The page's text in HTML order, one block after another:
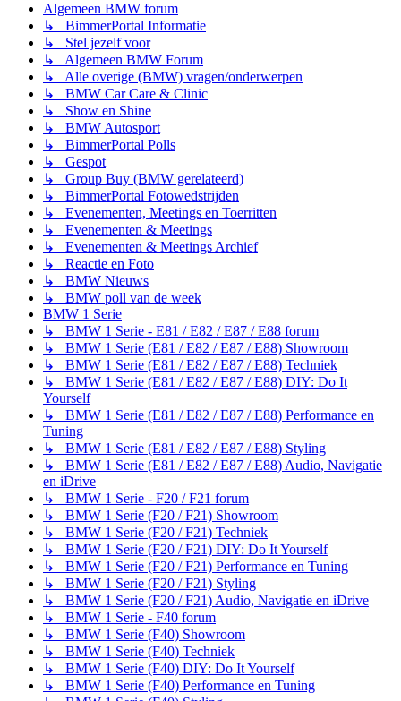
Algemeen BMW forum
↳ BimmerPortal Informatie
↳ Stel jezelf voor
↳ Algemeen BMW Forum
↳ Alle overige (BMW) vragen/onderwerpen
↳ BMW Car Care & Clinic
↳ Show en Shine
↳ BMW Autosport
↳ BimmerPortal Polls
↳ Gespot
↳ Group Buy (BMW gerelateerd)
↳ BimmerPortal Fotowedstrijden
↳ Evenementen, Meetings en Toerritten
↳ Evenementen & Meetings
↳ Evenementen & Meetings Archief
↳ Reactie en Foto
↳ BMW Nieuws
↳ BMW poll van de week
BMW 1 Serie
↳ BMW 1 Serie - E81 / E82 / E87 / E88 forum
↳ BMW 1 Serie (E81 / E82 / E87 / E88) Showroom
↳ BMW 1 Serie (E81 / E82 / E87 / E88) Techniek
↳ BMW 1 Serie (E81 / E82 / E87 / E88) DIY: Do It
Yourself
↳ BMW 1 Serie (E81 / E82 / E87 / E88) Performance en
Tuning
↳ BMW 1 Serie (E81 / E82 / E87 / E88) Styling
↳ BMW 1 Serie (E81 / E82 / E87 / E88) Audio, Navigatie
en iDrive
↳ BMW 1 Serie - F20 / F21 forum
↳ BMW 1 Serie (F20 / F21) Showroom
↳ BMW 1 Serie (F20 / F21) Techniek
↳ BMW 1 Serie (F20 / F21) DIY: Do It Yourself
↳ BMW 1 Serie (F20 / F21) Performance en Tuning
↳ BMW 1 Serie (F20 / F21) Styling
↳ BMW 1 Serie (F20 / F21) Audio, Navigatie en iDrive
↳ BMW 1 Serie - F40 forum
↳ BMW 1 Serie (F40) Showroom
↳ BMW 1 Serie (F40) Techniek
↳ BMW 1 Serie (F40) DIY: Do It Yourself
↳ BMW 1 Serie (F40) Performance en Tuning